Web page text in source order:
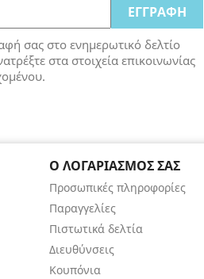
σας στο ενημερωτικό δελτίο
στα στοιχεία επικοινωνίας
Ο ΛΟΓΑΡΙΑΣΜΌΣ ΣΑΣ
Προσωπικές πληροφορίες
Παραγγελίες
Πιστωτικά δελτία
Διευθύνσεις
Κουπόνια